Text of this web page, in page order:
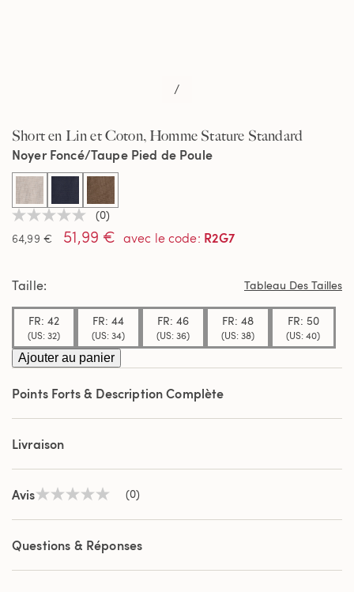
/
Short en Lin et Coton, Homme Stature Standard
Aucune
valeur
de
sur
même
page.
(0)
64,99 €
51,99 € avec le code: R2G7
Noyer Foncé/Taupe Pied de Poule
selected
Taille Tableau Des Tailles
FR: 42
(US: 32)
FR: 44
(US: 34)
FR: 46
(US: 36)
FR: 48
(US: 38)
FR: 50
(US: 40)
Ajouter au panier
Points Forts & Description Complète
Livraison
AvisAucune
de
notation
Lien
la
(0)
Questions & Réponses